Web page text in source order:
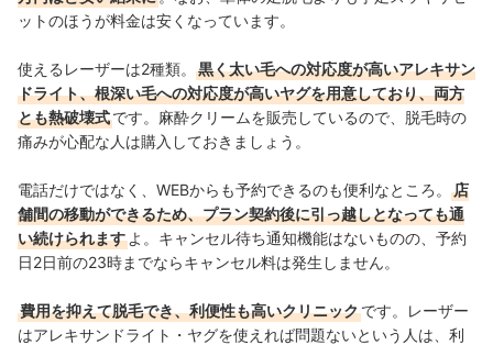
ットのほうが料金は安くなっています。
使えるレーザーは2種類。
黒く太い毛への対応度が高いアレキサン
ドライト、根深い毛への対応度が高いヤグを用意しており、両方
とも熱破壊式です。麻酔クリームを販売しているので、脱毛時の
痛みが心配な人は購入しておきましょう。
電話だけではなく、WEBからも予約できるのも便利なところ。
店
舗間の移動ができるため、プラン契約後に引っ越しとなっても通
い続けられます よ。キャンセル待ち通知機能はないものの、予約
日2日前の23時までならキャンセル料は発生しません。
費用を抑えて脱毛でき、利便性も高いクリニックです。レーザー
はアレキサンドライト・ヤグを使えれば問題ないという人は、利